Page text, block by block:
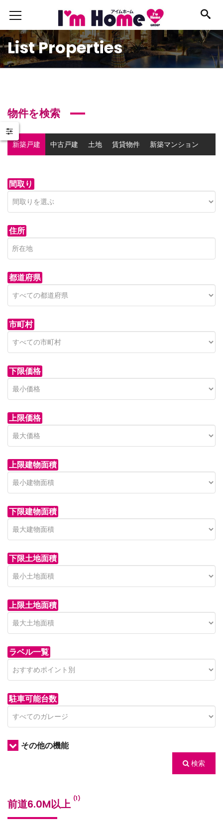
List Properties
物件を検索
新築戸建 中古戸建 土地 賃貸物件 新築マンション
間取り
住所
都道府県
市町村
下限価格
上限価格
上限建物面積
下限建物面積
下限土地面積
上限土地面積
ラベル一覧
駐車可能台数
その他の機能
検索
前道6.0M以上 (1)
青木新築分譲住宅
on call
Price on call
セン
850
top-